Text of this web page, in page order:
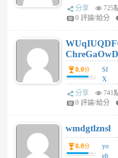
jt
gl
個
月
前
分享
725
0 評論/給分
dY0.0分
Sf
X
Pe
Jc
R
P
m
分享
741
0 評論/給分
wmdgtlznsl
0.0分
yo
eh